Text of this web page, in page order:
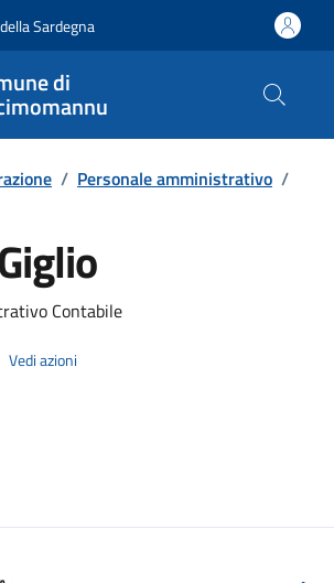
Sardegna
di
/ Personale amministrativo /
persona
Contabile
Vedi azioni